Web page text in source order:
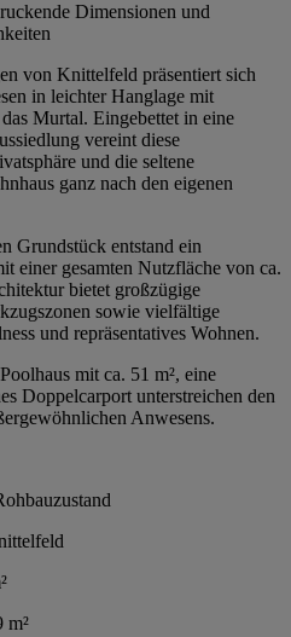
Dimensionen und
von Knittelfeld präsentiert sich
in leichter Hanglage mit
Murtal. Eingebettet in eine
vereint diese
und die seltene
ganz nach den eigenen
Grundstück entstand ein
einer gesamten Nutzfläche von ca.
bietet großzügige
sowie vielfältige
und repräsentatives Wohnen.
mit ca. 51 m², eine
Doppelcarport unterstreichen den
Anwesens.
m²